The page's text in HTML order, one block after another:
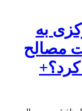
به
مصالح